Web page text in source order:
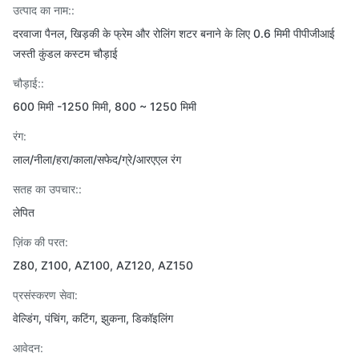
उत्पाद का नाम::
दरवाजा पैनल, खिड़की के फ्रेम और रोलिंग शटर बनाने के लिए 0.6 मिमी पीपीजीआई
जस्ती कुंडल कस्टम चौड़ाई
चौड़ाई::
600 मिमी -1250 मिमी, 800 ~ 1250 मिमी
रंग:
लाल/नीला/हरा/काला/सफेद/ग्रे/आरएएल रंग
सतह का उपचार::
लेपित
ज़िंक की परत:
Z80, Z100, AZ100, AZ120, AZ150
प्रसंस्करण सेवा:
वेल्डिंग, पंचिंग, कटिंग, झुकना, डिकॉइलिंग
आवेदन: